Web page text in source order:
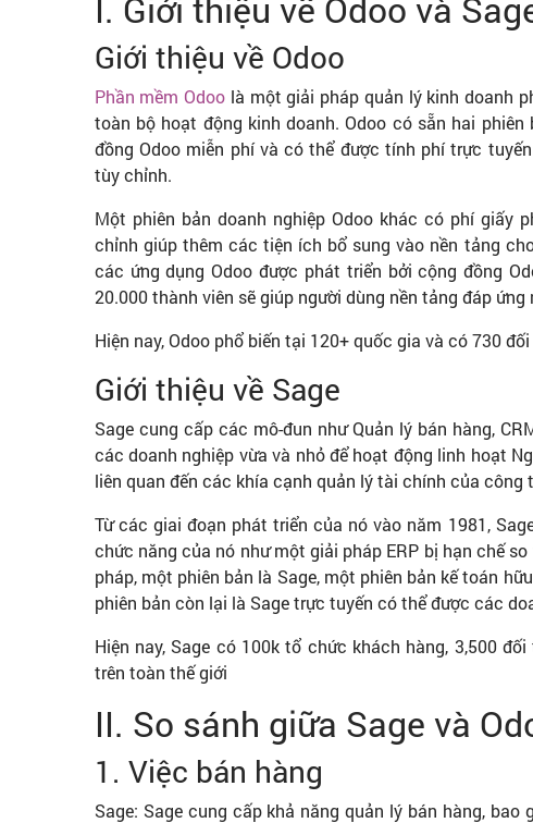
I. Giới thiệu về Odoo và
Giới thiệu về Odoo
Phần mềm Odoo là một giải pháp quản lý kinh doanh
toàn bộ hoạt động kinh doanh. Odoo có sẵn hai
đồng Odoo miễn phí và có thể được tính phí trực
tùy chỉnh.
Một phiên bản doanh nghiệp Odoo khác có phí giấy
chỉnh giúp thêm các tiện ích bổ sung vào nền tảng
các ứng dụng Odoo được phát triển bởi cộng đồng
20.000 thành viên sẽ giúp người dùng nền tảng đáp
Hiện nay, Odoo phổ biến tại 120+ quốc gia và có 730
Giới thiệu về Sage
Sage cung cấp các mô-đun như Quản lý bán hàng,
các doanh nghiệp vừa và nhỏ để hoạt động linh hoạt
liên quan đến các khía cạnh quản lý tài chính của công
Từ các giai đoạn phát triển của nó vào năm 1981,
chức năng của nó như một giải pháp ERP bị hạn chế
pháp, một phiên bản là Sage, một phiên bản kế toán
phiên bản còn lại là Sage trực tuyến có thể được các
Hiện nay, Sage có 100k tổ chức khách hàng, 3,500
trên toàn thế giới
II. So sánh giữa Sage và
1. Việc bán hàng
Sage: Sage cung cấp khả năng quản lý bán hàng,